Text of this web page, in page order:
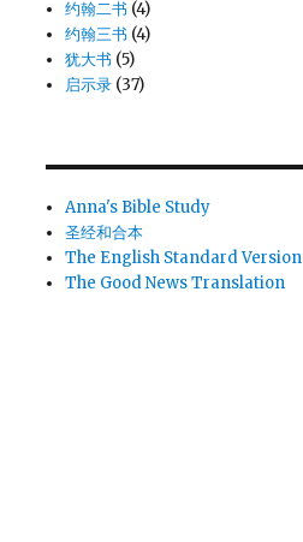
约翰二书 (4)
约翰三书 (4)
犹大书 (5)
启示录 (37)
Anna's Bible Study
圣经和合本
The English Standard Version
The Good News Translation